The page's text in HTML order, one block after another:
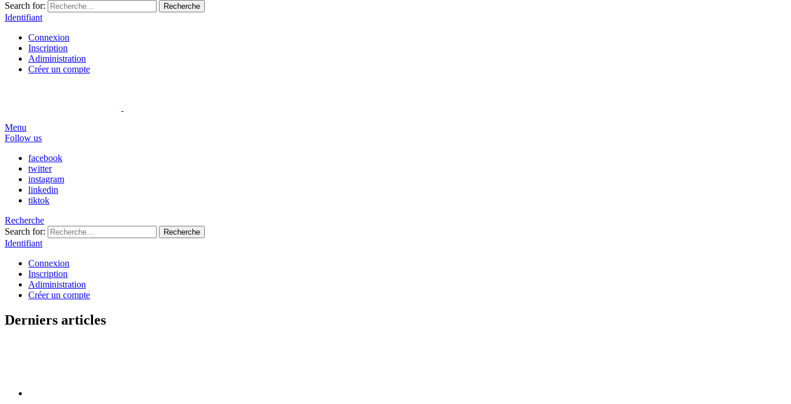
Search for:
Recherche
Identifiant
Connexion
Inscription
Adiministration
Créer un compte
Menu
Follow us
facebook
twitter
instagram
linkedin
tiktok
Recherche
Search for:
Recherche
Identifiant
Connexion
Inscription
Adiministration
Créer un compte
Derniers articles